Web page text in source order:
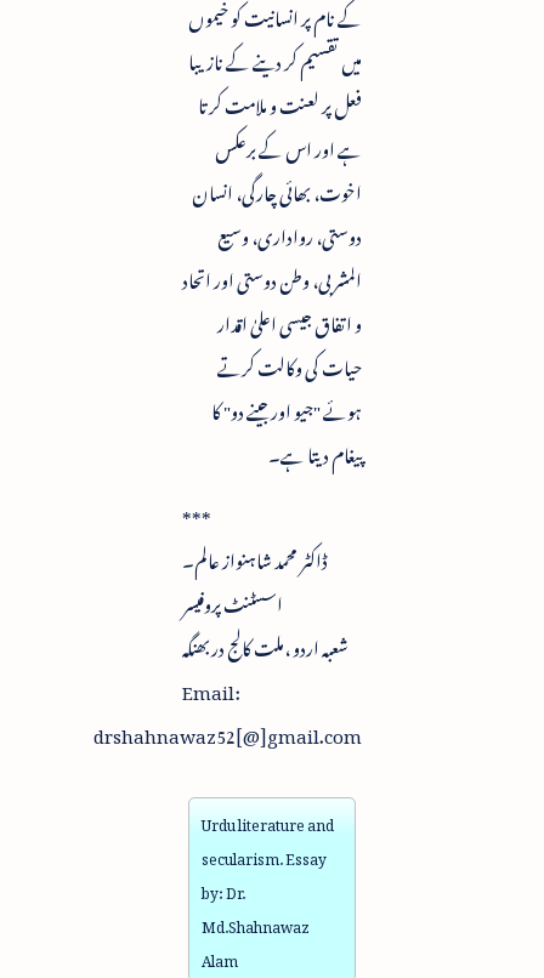
کے نام پر انسانیت کو خیموں
میں تقسیم کر دینے کے نازیبا
فعل پر لعنت و ملامت کرتا
ہے اور اس کے برعکس
اخوت، بھائی چارگی، انسان
دوستی، رواداری، وسیع
المشربی، وطن دوستی اور اتحاد
و اتفاق جیسی اعلیٰ اقدار
حیات کی وکالت کرتے
ہوئے "جیو اور جینے دو" کا
پیغام دیتا ہے۔
***
ڈاکٹر محمد شاہنواز عالم۔
اسسٹنٹ پروفیسر
شعبہ اردو ،ملت کالج دربھنگہ
Email:
drshahnawaz52[@]gmail.com
Urdu literature and
secularism. Essay
by: Dr.
Md.Shahnawaz
Alam